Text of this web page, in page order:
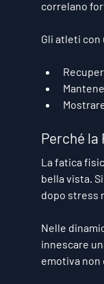
correlano
Gli atleti
Perché la
La fatica
bella vista.
dopo stress
Nelle
innescare
emotiva non